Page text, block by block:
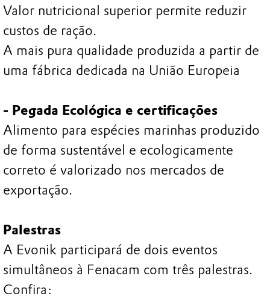
Valor nutricional superior permite reduzir
custos de ração.
A mais pura qualidade produzida a partir de
uma fábrica dedicada na União Europeia
- Pegada Ecológica e certificações
Alimento para espécies marinhas produzido
de forma sustentável e ecologicamente
correto é valorizado nos mercados de
exportação.
Palestras
A Evonik participará de dois eventos
simultâneos à Fenacam com três palestras.
Confira: